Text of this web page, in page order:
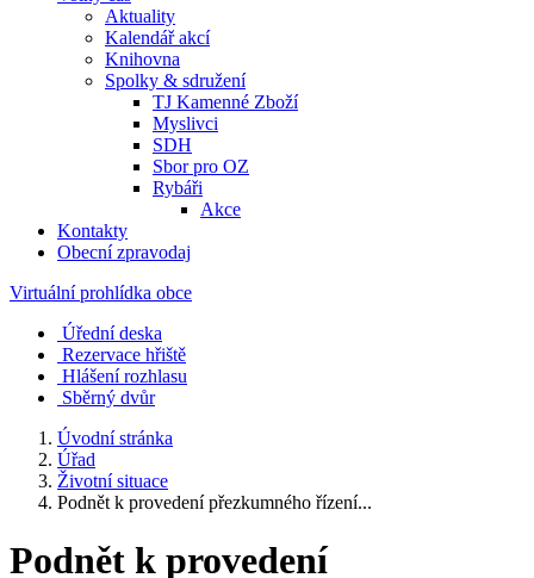
Aktuality
Kalendář akcí
Knihovna
Spolky & sdružení
TJ Kamenné Zboží
Myslivci
SDH
Sbor pro OZ
Rybáři
Akce
Kontakty
Obecní zpravodaj
Virtuální prohlídka obce
Úřední deska
Rezervace hřiště
Hlášení rozhlasu
Sběrný dvůr
Úvodní stránka
Úřad
Životní situace
Podnět k provedení přezkumného řízení...
Podnět k provedení